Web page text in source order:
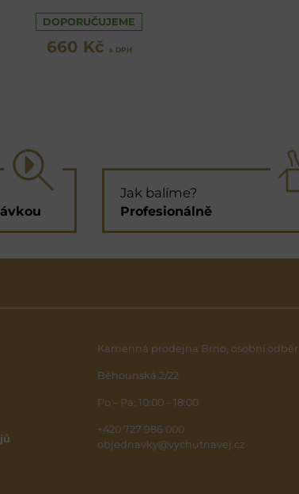
DOPORUČUJEME
660 Kč s DPH
Jak balíme?
Profesionálně
Kamenná prodejna Brno, osobní odběr
Běhounská 2/22
Po – Pá: 10:00 – 18:00
+420 727 986 000
objednavky@vychutnavej.cz